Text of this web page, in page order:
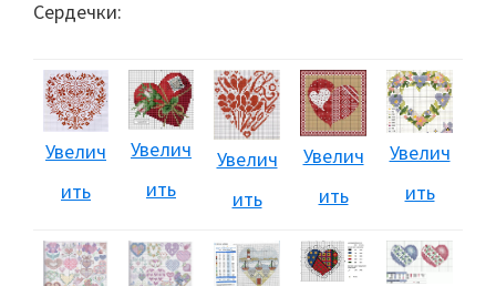
Сердечки:
Увелич
ить
Увелич
ить
Увелич
ить
Увелич
ить
Увелич
ить